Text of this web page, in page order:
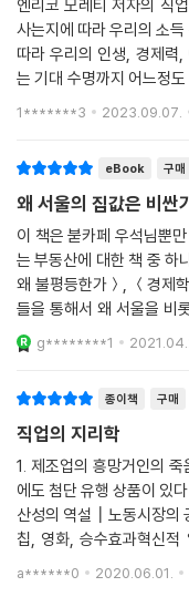
하게 풀어낸다. 또한 중국
과 일본 근로자들에게 무
소재지, 특정한 도시들과
그 변화가 어떻게 우리의
엔리코 모레티 저자의 직
사는지에 따라 우리의 소
따라 우리의 인생, 경제력
는 기대 수명까지 어느정
과 그것을 가지지 못한 지
1*******3 2023.09.07.
eBook 구매
왜 서울의 집값은 비싼
이 책은 붇카페 우석님뿐
는 부동산에 대한 책 중 하
왜 불평등한가＞, ＜경제
들을 통해서 왜 서울을 비
상승하는지, 지방은 왜 소외
커니즘이 이렇
g********1
종이책 구매
직업의 지리학
1. 제조업의 흥망거인의
에도 첨단 유행 상품이 있
산성의 역설┃노동시장의
칩, 영화, 승수효과혁신
이유┃새 일자리, 옛 일자
a******0 2020.06.01.